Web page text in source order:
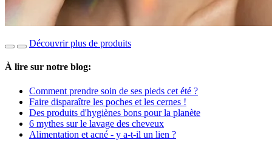
Découvrir plus de produits
À lire sur notre blog:
Comment prendre soin de ses pieds cet été ?
Faire disparaître les poches et les cernes !
Des produits d'hygiènes bons pour la planète
6 mythes sur le lavage des cheveux
Alimentation et acné - y a-t-il un lien ?